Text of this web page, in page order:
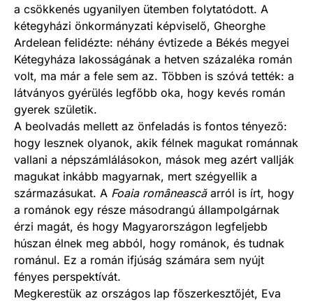
a csökkenés ugyanilyen ütemben folytatódott. A
kétegyházi önkormányzati képviselő, Gheorghe
Ardelean felidézte: néhány évtizede a Békés megyei
Kétegyháza lakosságának a hetven százaléka román
volt, ma már a fele sem az. Többen is szóvá tették: a
látványos gyérülés legfőbb oka, hogy kevés román
gyerek születik.
A beolvadás mellett az önfeladás is fontos tényező:
hogy lesznek olyanok, akik félnek magukat románnak
vallani a népszámlálásokon, mások meg azért vallják
magukat inkább magyarnak, mert szégyellik a
származásukat. A Foaia româneascăarról is írt, hogy
a románok egy része másodrangú állampolgárnak
érzi magát, és hogy Magyarországon legfeljebb
húszan élnek meg abból, hogy románok, és tudnak
románul. Ez a román ifjúság számára sem nyújt
fényes perspektívát.
Megkerestük az országos lap főszerkesztőjét, Eva